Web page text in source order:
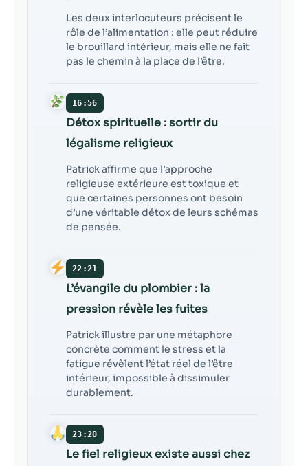
Les deux interlocuteurs précisent le
rôle de l’alimentation : elle peut réduire
le brouillard intérieur, mais elle ne fait
pas le chemin à la place de l’être.
16:56
Détox spirituelle : sortir du
légalisme religieux
Patrick affirme que l’approche
religieuse extérieure est toxique et
que certaines personnes ont besoin
d’une véritable détox de leurs schémas
de pensée.
22:21
L’évangile du plombier : la
pression révèle les fuites
Patrick illustre par une métaphore
concrète comment le stress et la
fatigue révèlent l’état réel de l’être
intérieur, impossible à dissimuler
durablement.
23:20
Le fiel religieux existe aussi chez